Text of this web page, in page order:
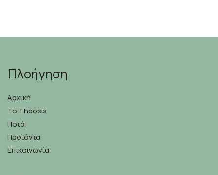
Πλοήγηση
Αρχική
Το Theosis
Ποτά
Προϊόντα
Επικοινωνία